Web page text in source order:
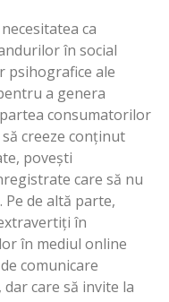
ca
în social
psihografice ale
a genera
consumatorilor
creeze conținut
povești
care să nu
de altă parte,
în
în mediul online
comunicare
care să invite la